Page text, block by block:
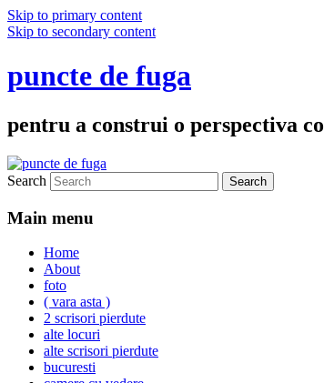
Skip to primary content
Skip to secondary content
puncte de fuga
pentru a construi o perspectiva
Search
Main menu
Home
About
foto
( vara asta )
2 scrisori pierdute
alte locuri
alte scrisori pierdute
bucuresti